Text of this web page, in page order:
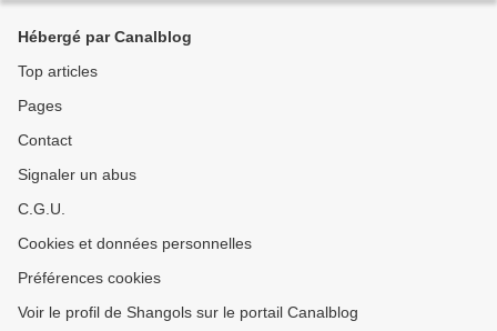
Hébergé par Canalblog
Top articles
Pages
Contact
Signaler un abus
C.G.U.
Cookies et données personnelles
Préférences cookies
Voir le profil de Shangols sur le portail Canalblog